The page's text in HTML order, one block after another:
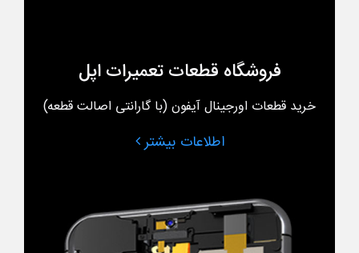
فروشگاه قطعات تعمیرات اپل
خرید قطعات اورجینال آیفون (با گارانتی اصالت قطعه)
اطلاعات بیشتر